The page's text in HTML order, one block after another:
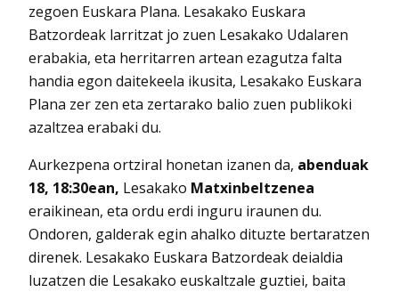
zegoen Euskara Plana. Lesakako Euskara
Batzordeak larritzat jo zuen Lesakako Udalaren
erabakia, eta herritarren artean ezagutza falta
handia egon daitekeela ikusita, Lesakako Euskara
Plana zer zen eta zertarako balio zuen publikoki
azaltzea erabaki du.
Aurkezpena ortziral honetan izanen da, abenduak
18, 18:30ean, Lesakako Matxinbeltzenea
eraikinean, eta ordu erdi inguru iraunen du.
Ondoren, galderak egin ahalko dituzte bertaratzen
direnek. Lesakako Euskara Batzordeak deialdia
luzatzen die Lesakako euskaltzale guztiei, baita